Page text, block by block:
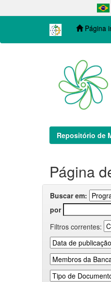
navigation
Página
Repositório de
Página
Buscar em:
por
Filtros correntes: